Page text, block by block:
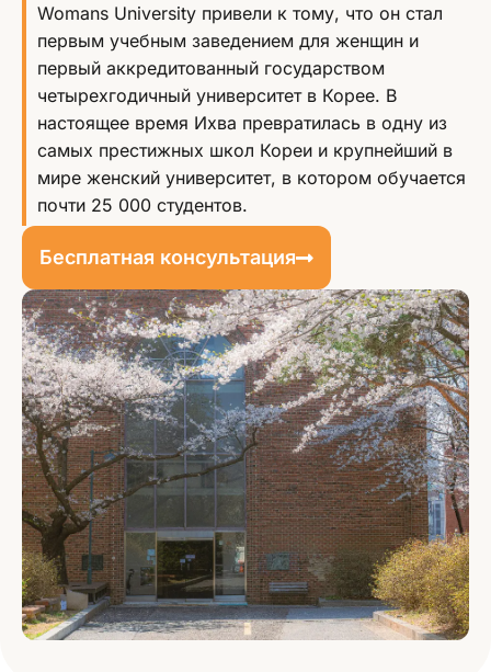
Womans University привели к тому, что он стал
первым учебным заведением для женщин и
первый аккредитованный государством
четырехгодичный университет в Корее. В
настоящее время Ихва превратилась в одну из
самых престижных школ Кореи и крупнейший в
мире женский университет, в котором обучается
почти 25 000 студентов.
Бесплатная консультация